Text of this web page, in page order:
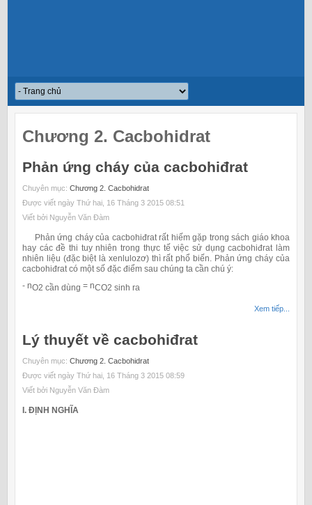
Chương 2. Cacbohidrat
Phản ứng cháy của cacbohiđrat
Chuyên mục: Chương 2. Cacbohidrat
Được viết ngày Thứ hai, 16 Tháng 3 2015 08:51
Viết bởi Nguyễn Văn Đàm
Phản ứng cháy của cacbohiđrat rất hiếm gặp trong sách giáo khoa
hay các đề thi tuy nhiên trong thực tế việc sử dụng cacbohiđrat làm
nhiên liệu (đặc biệt là xenlulozơ) thì rất phổ biến. Phản ứng cháy của
cacbohiđrat có một số đặc điểm sau chúng ta cần chú ý:
- nO2 cần dùng = nCO2 sinh ra
Xem tiếp...
Lý thuyết về cacbohiđrat
Chuyên mục: Chương 2. Cacbohidrat
Được viết ngày Thứ hai, 16 Tháng 3 2015 08:59
Viết bởi Nguyễn Văn Đàm
I. ĐỊNH NGHĨA